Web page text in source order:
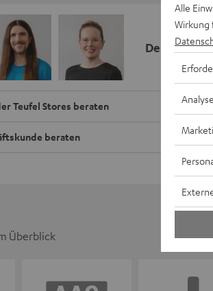
Deine
Teufel Stores beraten
beraten
Überblick
Alle
Wirkung
Analyse